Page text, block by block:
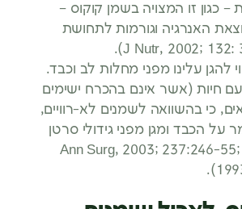
– כגון זו המצויה בשמן קוקוס –
האנרגיה וגורמות לתחושת
להגן עלינו מפני מחלות לב וכבד.
חיות (אשר אינם בהכרח ישימים
כי בהשוואה לשמנים לא-רוויים,
על הכבד ומגן מפני גידולי סרטן
(Ann Surg, 2003; 237:246-